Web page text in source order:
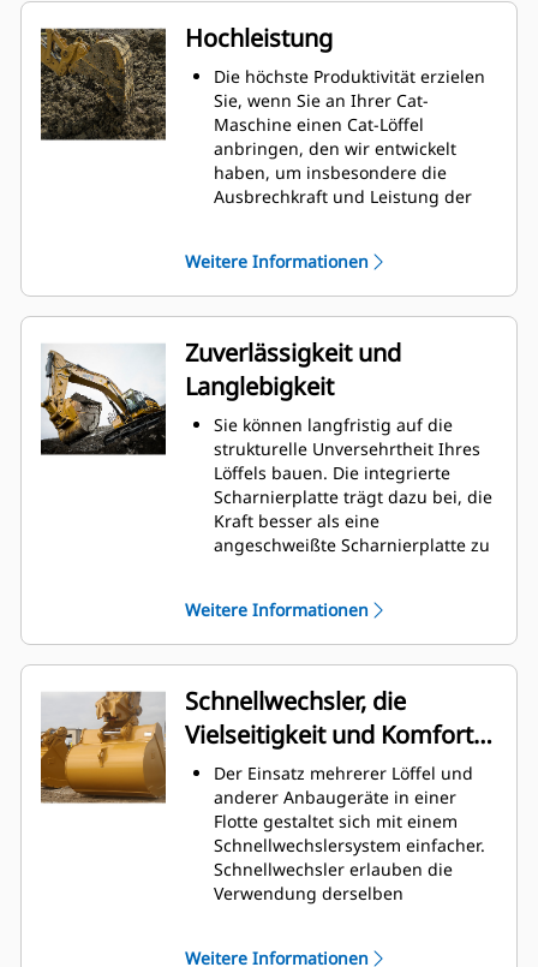
Hochleistung
Die höchste Produktivität erzielen
Sie, wenn Sie an Ihrer Cat-
Maschine einen Cat-Löffel
anbringen, den wir entwickelt
haben, um insbesondere die
Ausbrechkraft und Leistung der
verbessert den Materialfluss in
den Löffel. Die zusätzliche
Rückenfreiheit verhindert ein
Schleifen der Unterseite des
Löffels, wodurch Wartungskosten
gesenkt werden.
Der Kraftstoffverbrauch ist beim
Graben am höchsten. Cat-Löffel
sind so ausgelegt, dass sie schnell
durch das Material schneiden,
wodurch die Betriebseffizienz der
Maschine insgesamt verbessert
wird.
Zeit geladen werden. Bei jeder
Weitere Informationen
Zuverlässigkeit und
Langlebigkeit
Sie können langfristig auf die
strukturelle Unversehrtheit Ihres
Löffels bauen. Die integrierte
Scharnierplatte trägt dazu bei, die
Kraft besser als eine
angeschweißte Scharnierplatte zu
abriebbeständigem Stahl
gefertigt, der vor allem für
Komponenten mit übermäßigem
Verschleiß gedacht ist.
Schützen Sie die wichtigsten
Bereiche des von hohem
Verschleiß betroffenen Löffels mit
Cat-Schneidwerkzeugen.
Die Cat® Advansys ™-
Schneidwerkzeuge bieten ein
höheres Eindringvermögen in das
Material und kürzere
Arbeitstaktzeiten – für eine höhere
Aufgaben.
Weitere Informationen
Schnellwechsler, die
Vielseitigkeit und Komfort
bieten
Der Einsatz mehrerer Löffel und
anderer Anbaugeräte in einer
Flotte gestaltet sich mit einem
Schnellwechslersystem einfacher.
Schnellwechsler erlauben die
Verwendung derselben
Weitere Informationen